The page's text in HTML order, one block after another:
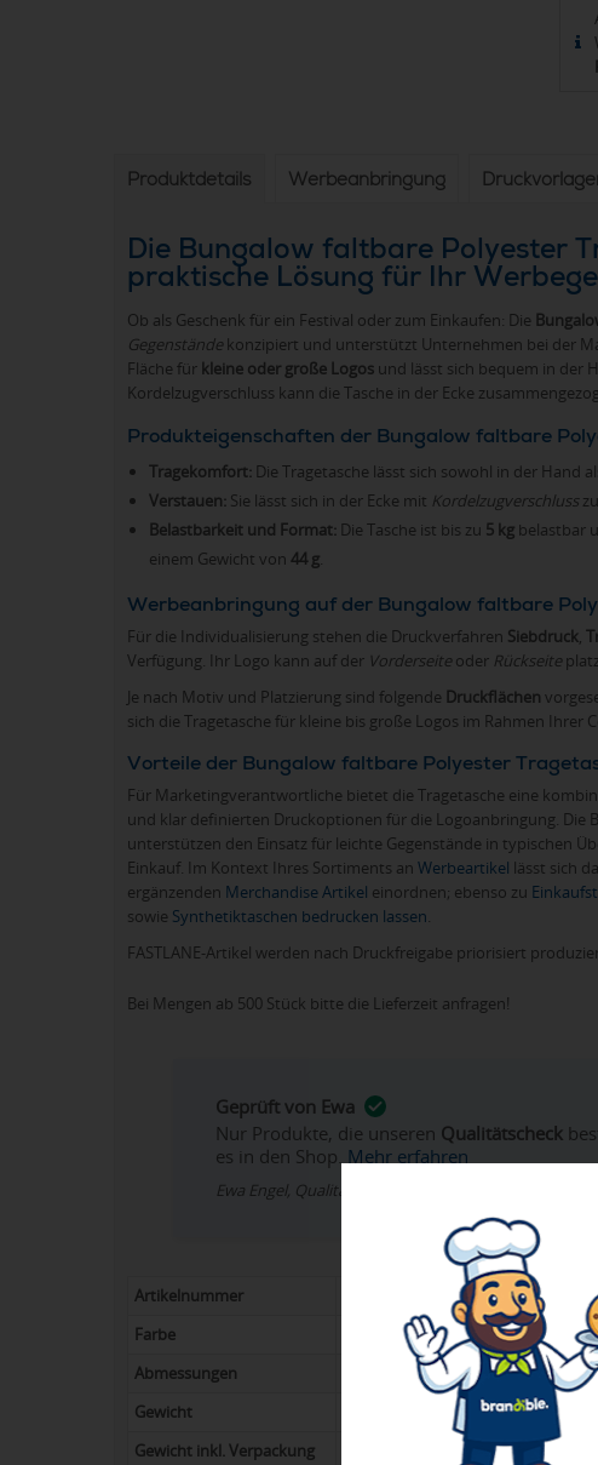
Produktdetails Werbeanbringung
Die Bungalow faltbare Polyester
praktische Lösung für Ihr
Ob als Geschenk für ein Festival oder zum Einkaufen: Die
Gegenstände konzipiert und unterstützt Unternehmen bei der
Fläche für kleine oder große Logos und lässt sich bequem in der
Kordelzugverschluss kann die Tasche in der Ecke
Produkteigenschaften der Bungalow faltbare
Tragekomfort: Die Tragetasche lässt sich sowohl in der Hand
Verstauen: Sie lässt sich in der Ecke mit Kordelzugverschluss
Belastbarkeit und Format: Die Tasche ist bis zu 5 kg belastbar
einem Gewicht von44 g.
Werbeanbringung auf der Bungalow faltbare
Für die Individualisierung stehen die Druckverfahren Siebdruck,
Verfügung. Ihr Logo kann auf der Vorderseite oder Rückseite
Je nach Motiv und Platzierung sind folgende Druckflächen
sich die Tragetasche für kleine bis große Logos im Rahmen
Vorteile der Bungalow faltbare Polyester
Für Marketingverantwortliche bietet die Tragetasche eine
und klar definierten Druckoptionen für die Logoanbringung. Die
unterstützen den Einsatz für leichte Gegenstände in typischen
Einkauf. Im Kontext Ihres Sortiments an Werbeartikel lässt sich
ergänzenden Merchandise Artikel einordnen; ebenso zu
sowie Synthetiktaschen bedrucken lassen.
FASTLANE-Artikel werden nach Druckfreigabe priorisiert
Bei Mengen ab 500 Stück bitte die Lieferzeit anfragen!
Geprüft von Ewa
Nur Produkte, die unseren Qualitätscheck
es in den Shop. Mehr erfahren
Ewa Engel, Qualitätssicherung
Artikelnummer
Farbe
Abmessungen
38 x 40,6 cm
Gewicht
Gewicht inkl. Verpackung